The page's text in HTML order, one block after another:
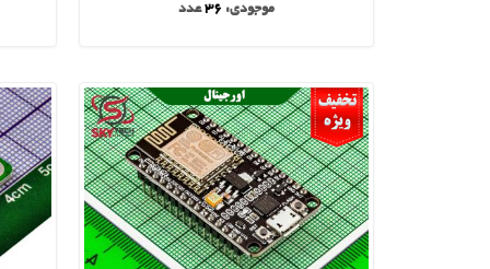
موجودی: 36عدد